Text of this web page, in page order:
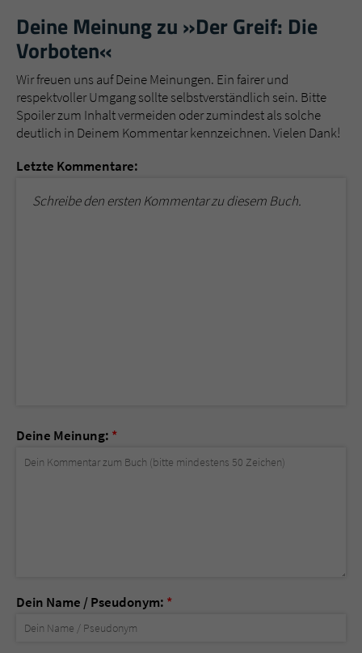
Deine Meinung zu »Der Greif: Die
Vorboten«
Wir freuen uns auf Deine Meinungen. Ein fairer und
respektvoller Umgang sollte selbstverständlich sein. Bitte
Spoiler zum Inhalt vermeiden oder zumindest als solche
deutlich in Deinem Kommentar kennzeichnen. Vielen Dank!
Letzte Kommentare:
Schreibe den ersten Kommentar zu diesem Buch.
Deine Meinung: *
Dein Name / Pseudonym: *